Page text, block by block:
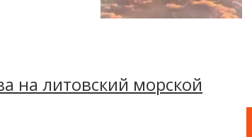
на литовский морской